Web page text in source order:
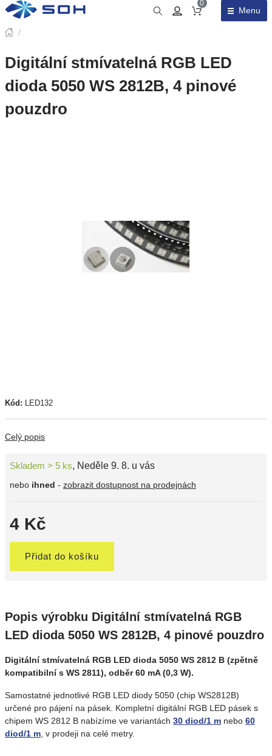
Obsah košíku
0
Menu
/
Digitální stmívatelná RGB LED
dioda 5050 WS 2812B, 4 pinové
pouzdro
Kód: LED132
Celý popis
Skladem > 5 ks, Neděle 9. 8. u vás
nebo ihned - zobrazit dostupnost na prodejnách
4 Kč
Přidat do košíku
Popis výrobku Digitální stmívatelná RGB
LED dioda 5050 WS 2812B, 4 pinové pouzdro
Digitální stmívatelná RGB LED dioda 5050 WS 2812 B (zpětně
kompatibilní s WS 2811), odběr 60 mA (0,3 W).
Samostatné jednotlivé RGB LED diody 5050 (chip WS2812B)
určené pro pájení na pásek. Kompletní digitální RGB LED pásek s
chipem WS 2812 B nabízíme ve variantách 30 diod/1 m nebo 60
diod/1 m , v prodeji na celé metry.